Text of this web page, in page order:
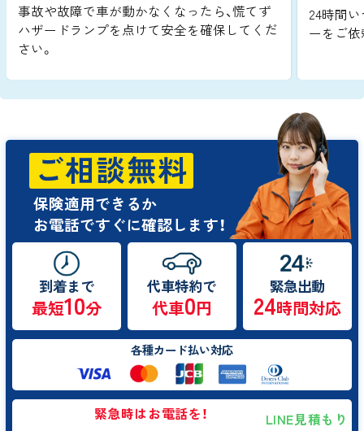
事故や故障で車が動かなくなったら、慌てず
ハザードランプを点けて安全を確保してくだ
さい。
24時間い
ーをご依
ご相談無料
保険適用できるか
お電話ですぐに確認します！
到着まで
最短10分
代車特約で
代車0円
緊急出動
24時間対応
各種カード払い対応
緊急時はお電話を！ LINE見積もり